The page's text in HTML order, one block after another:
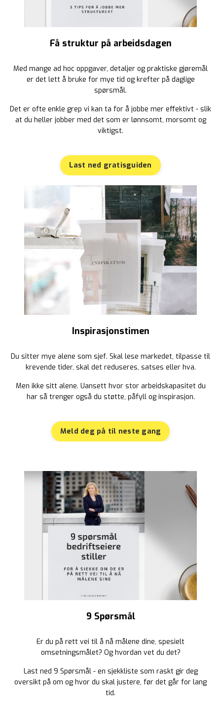
Få struktur på arbeidsdagen
Med mange ad hoc oppgaver, detaljer og praktiske gjøremål
er det lett å bruke for mye tid og krefter på daglige
spørsmål.
Det er ofte enkle grep vi kan ta for å jobbe mer effektivt - slik
at du heller jobber med det som er lønnsomt, morsomt og
viktigst.
Last ned gratisguiden
Inspirasjonstimen
Du sitter mye alene som sjef. Skal lese markedet, tilpasse til
krevende tider, skal det reduseres, satses eller hva.
Men ikke sitt alene. Uansett hvor stor arbeidskapasitet du
har så trenger også du støtte, påfyll og inspirasjon.
Meld deg på til neste gang
9 Spørsmål
Er du på rett vei til å nå målene dine, spesielt
omsetningsmålet? Og hvordan vet du det?
Last ned 9 Spørsmål - en sjekkliste som raskt gir deg
oversikt på om og hvor du skal justere, før det går for lang
tid.